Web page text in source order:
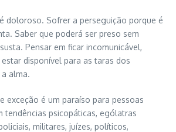
doloroso. Sofrer a perseguição porque é
Saber que poderá ser preso sem
Pensar em ficar incomunicável,
disponível para as taras dos
alma.
exceção é um paraíso para pessoas
tendências psicopáticas, ególatras
militares, juízes, políticos,